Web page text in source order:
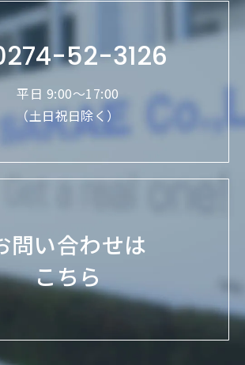
52-3126
平日 9:00〜17:00
（土日祝日除く）
問い合わせは
こちら